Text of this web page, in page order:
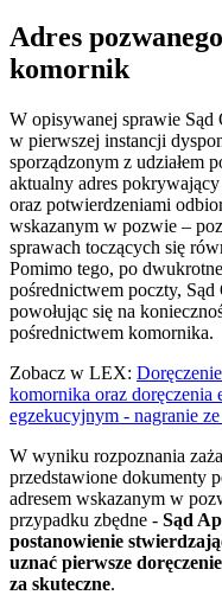
Adres
komornik
W opisywanej sprawie
w pierwszej instancji
sporządzonym z udziałem
aktualny adres
oraz potwierdzeniami
wskazanym w pozwie –
sprawach toczących się
Pomimo tego, po
pośrednictwem poczty,
powołując się na
pośrednictwem komornika.
Zobacz w LEX:
komornika oraz doręczenia
egzekucyjnym - nagranie
W wyniku rozpoznania
przedstawione dokumenty
adresem wskazanym w
przypadku zbędne - Sąd
postanowienie
uznać pierwsze
za skuteczne.